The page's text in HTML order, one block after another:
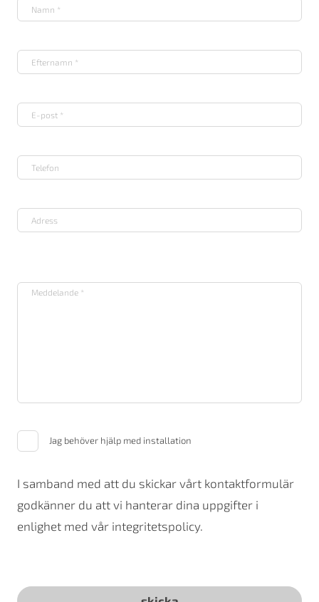
Jag behöver hjälp med installation
I samband med att du skickar vårt kontaktformulär
godkänner du att vi hanterar dina uppgifter i
enlighet med vår integritetspolicy.